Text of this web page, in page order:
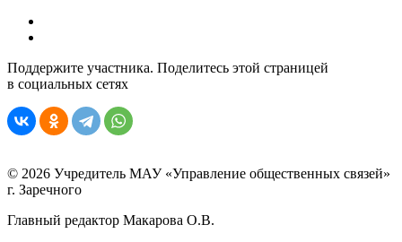
Поддержите участника. Поделитесь этой страницей
в социальных сетях
© 2026 Учредитель МАУ «Управление общественных связей»
г. Заречного
Главный редактор Макарова О.В.